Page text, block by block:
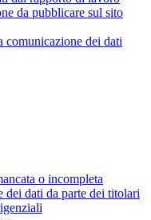
da pubblicare sul sito
comunicazione dei dati
o incompleta
dei dati da parte dei titolari